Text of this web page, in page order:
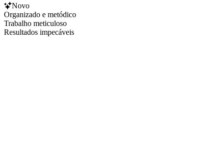
Novo
Organizado e metódico
Trabalho meticuloso
Resultados impecáveis